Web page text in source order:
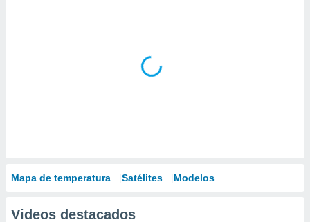
Mapa de temperatura Satélites Modelos
Videos destacados